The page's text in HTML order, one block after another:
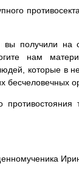
вы получили на
нам
которые в
бесчеловечных